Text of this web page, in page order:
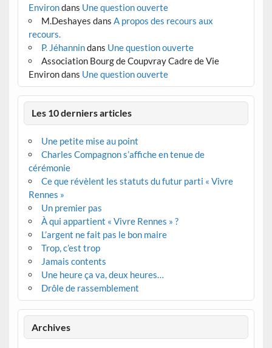
Environdans Une question ouverte
M.Deshayes dans A propos des recours aux
recours.
P. Jéhannindans Une question ouverte
Association Bourg de Coupvray Cadre de Vie
Environdans Une question ouverte
Les 10 derniers articles
Une petite mise au point
Charles Compagnon s’affiche en tenue de
cérémonie
Ce que révèlent les statuts du futur parti « Vivre
Rennes »
Un premier pas
À qui appartient « Vivre Rennes » ?
L’argent ne fait pas le bon maire
Trop, c’est trop
Jamais contents
Une heure ça va, deux heures…
Drôle de rassemblement
Archives